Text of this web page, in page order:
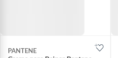
PANTENE